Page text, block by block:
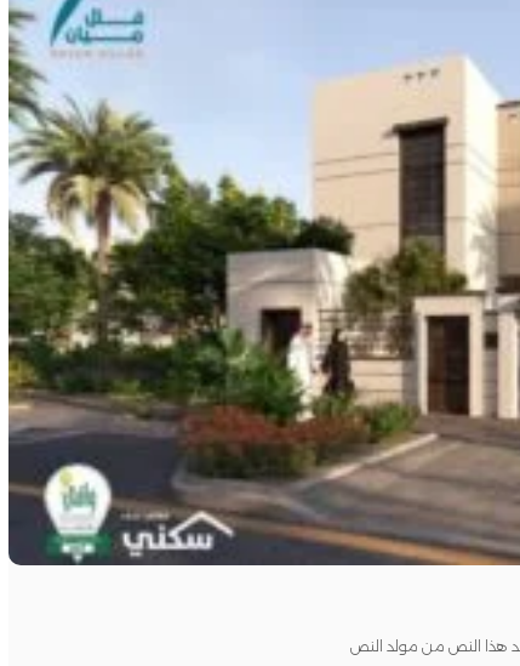
هذا النص من مولد النص